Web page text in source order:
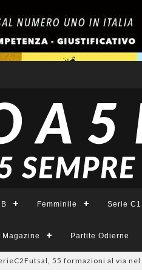
Femminile Serie C1
Magazine Partite Odierne
55 formazioni al via nel